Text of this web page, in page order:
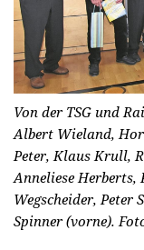
Von der TSG und
Albert Wieland,
Peter, Klaus Krull,
Anneliese
Wegscheider, Peter
Spinner (vorne).